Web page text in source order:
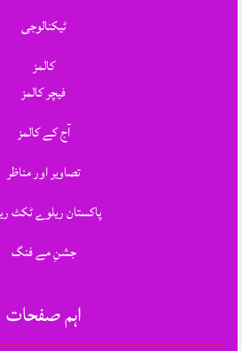
ٹیکنالوجی
کالمز
فیچر کالمز
آج کے کالمز
تصاویر اور مناظر
پاکستان ریلوے ٹکٹ
جشنِ مے فنگ
اہم صفحات